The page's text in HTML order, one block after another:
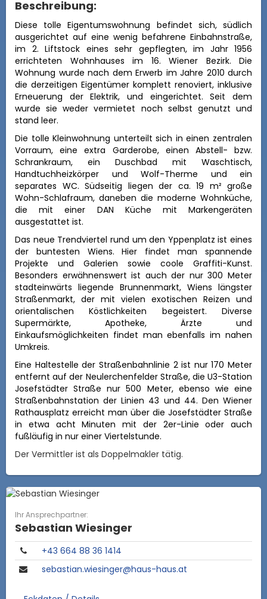
Beschreibung:
Diese tolle Eigentumswohnung befindet sich, südlich
ausgerichtet auf eine wenig befahrene Einbahnstraße,
im 2. Liftstock eines sehr gepflegten, im Jahr 1956
errichteten Wohnhauses im 16. Wiener Bezirk. Die
Wohnung wurde nach dem Erwerb im Jahre 2010 durch
die derzeitigen Eigentümer komplett renoviert, inklusive
Erneuerung der Elektrik, und eingerichtet. Seit dem
wurde sie weder vermietet noch selbst genutzt und
stand leer.
Die tolle Kleinwohnung unterteilt sich in einen zentralen
Vorraum, eine extra Garderobe, einen Abstell- bzw.
Schrankraum, ein Duschbad mit Waschtisch,
Handtuchheizkörper und Wolf-Therme und ein
separates WC. Südseitig liegen der ca. 19 m² große
Wohn-Schlafraum, daneben die moderne Wohnküche,
die mit einer DAN Küche mit Markengeräten
ausgestattet ist.
Das neue Trendviertel rund um den Yppenplatzist eines
der buntesten Wiens. Hier findet man spannende
Projekte und Galerien sowie coole Graffiti-Kunst.
Besonders erwähnenswert ist auch der nur 300 Meter
stadteinwärts liegende Brunnenmarkt, Wiens längster
Straßenmarkt, der mit vielen exotischen Reizen und
orientalischen Köstlichkeiten begeistert. Diverse
Supermärkte, Apotheke, Ärzte und
Einkaufsmöglichkeiten findet man ebenfalls im nahen
Umkreis.
Eine Haltestelle der Straßenbahnlinie 2 ist nur 170 Meter
entfernt auf der Neulerchenfelder Straße, die U3-Station
Josefstädter Straße nur 500 Meter, ebenso wie eine
Straßenbahnstation der Linien 43 und 44. Den Wiener
Rathausplatz erreicht man über die Josefstädter Straße
in etwa acht Minuten mit der 2er-Linie oder auch
fußläufig in nur einer Viertelstunde.
Der Vermittler ist als Doppelmakler tätig.
Ihr Ansprechpartner:
Sebastian Wiesinger
+43 664 88 36 1414
sebastian.wiesinger@haus-haus.at